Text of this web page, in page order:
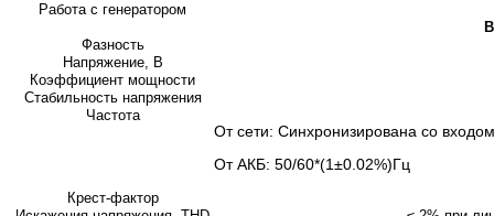
Работа с генератором
Фазность
Напряжение, В
Коэффициент мощности
Стабильность напряжения
Частота
От сети: Синхронизирована со
От АКБ: 50/60*(1±0.02%)Гц
Крест-фактор